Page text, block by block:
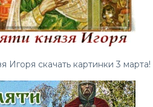
Игоря скачать картинки 3 марта!